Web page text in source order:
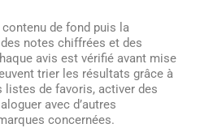
de fond puis la
notes chiffrées et des
avis est vérifié avant mise
trier les résultats grâce à
listes de favoris, activer des
avec d’autres
concernées.